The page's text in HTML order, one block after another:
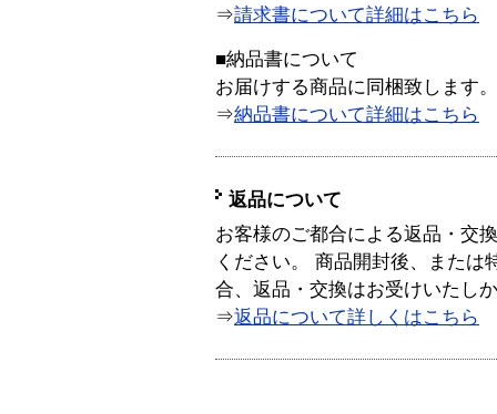
⇒請求書について詳細はこちら
■納品書について
お届けする商品に同梱致します。
⇒納品書について詳細はこちら
返品について
お客様のご都合による返品・交
ください。 商品開封後、または
合、返品・交換はお受けいたし
⇒返品について詳しくはこちら